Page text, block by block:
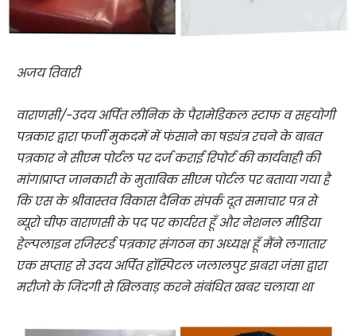
अजय तिवारी
वाराणसी/-उदय अर्पित लीनिक के पैरामेडिकल स्टाफ व सहयोगी
पत्रकार द्वारा फर्जी मुकदमें में फंसाने का षड्यंत्र रचने के बाबत
पत्रकार ने सीएम पोर्टल पर दर्ज कराई रिपोर्ट की कार्यवाही की
मांग।प्राप्त जानकारी के मुताबिक सीएम पोर्टल पर बताया गया है
कि एस के श्रीवास्तव विकास दैनिक संपर्क दूत समाचार पत्र से
ब्यूरो चीफ वाराणसी के पद पर कार्यरत हूँ और नेशनल मीडिया
हेल्पलाइन रजिस्टर्ड पत्रकार संगठन का अध्यक्ष हूँ मैंने लगातार
एक सप्ताह से उदय अर्पित हॉस्पिटल जलालपुर झबरा जंसा द्वारा
मरीजो के जिंदगी से खिलवाड़ करने संबंधित खबर चलाया था